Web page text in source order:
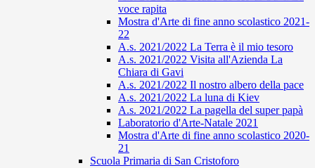
voce rapita
Mostra d'Arte di fine anno scolastico 2021-
22
A.s. 2021/2022 La Terra è il mio tesoro
A.s. 2021/2022 Visita all'Azienda La
Chiara di Gavi
A.s. 2021/2022 Il nostro albero della pace
A.s. 2021/2022 La luna di Kiev
A.s. 2021/2022 La pagella del super papà
Laboratorio d'Arte-Natale 2021
Mostra d'Arte di fine anno scolastico 2020-
21
Scuola Primaria di San Cristoforo